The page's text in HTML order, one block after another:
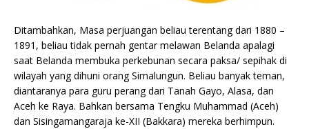
Ditambahkan, Masa perjuangan beliau terentang dari 1880 –
1891, beliau tidak pernah gentar melawan Belanda apalagi
saat Belanda membuka perkebunan secara paksa/ sepihak di
wilayah yang dihuni orang Simalungun. Beliau banyak teman,
diantaranya para guru perang dari Tanah Gayo, Alasa, dan
Aceh ke Raya. Bahkan bersama Tengku Muhammad (Aceh)
dan Sisingamangaraja ke-XII (Bakkara) mereka berhimpun.